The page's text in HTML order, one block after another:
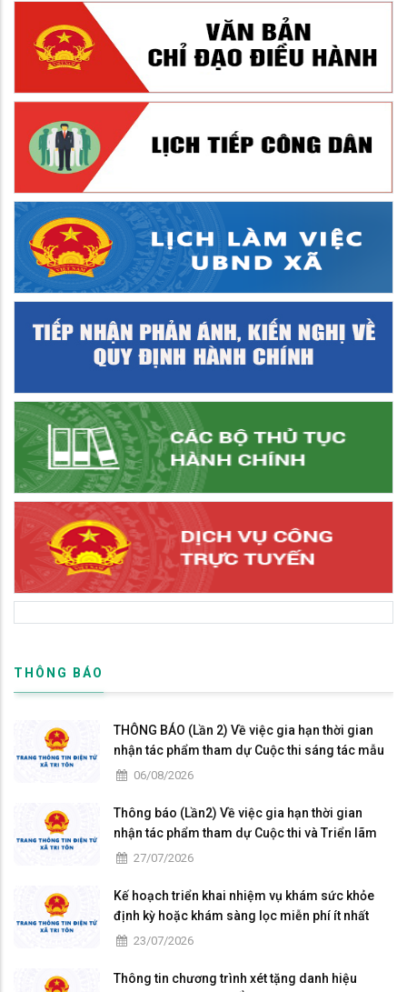
THÔNG BÁO
THÔNG BÁO (Lần 2) Về việc gia hạn thời gian
nhận tác phẩm tham dự Cuộc thi sáng tác mẫu
biểu trưng Năm APEC 2027 tại Việt Nam
06/08/2026
Thông báo (Lần2) Về việc gia hạn thời gian
nhận tác phẩm tham dự Cuộc thi và Triển lãm
Mỹ thuật ứng dụng toàn quốc Lần thứ 6
27/07/2026
Kế hoạch triển khai nhiệm vụ khám sức khỏe
định kỳ hoặc khám sàng lọc miễn phí ít nhất
mỗi năm một lần cho người dân trên địa bàn xã
23/07/2026
Thông tin chương trình xét tặng danh hiệu